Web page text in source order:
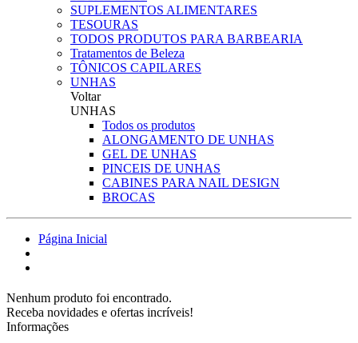
SUPLEMENTOS ALIMENTARES
TESOURAS
TODOS PRODUTOS PARA BARBEARIA
Tratamentos de Beleza
TÔNICOS CAPILARES
UNHAS
Voltar
UNHAS
Todos os produtos
ALONGAMENTO DE UNHAS
GEL DE UNHAS
PINCEIS DE UNHAS
CABINES PARA NAIL DESIGN
BROCAS
Página Inicial
Nenhum produto foi encontrado.
Receba novidades e ofertas incríveis!
Informações